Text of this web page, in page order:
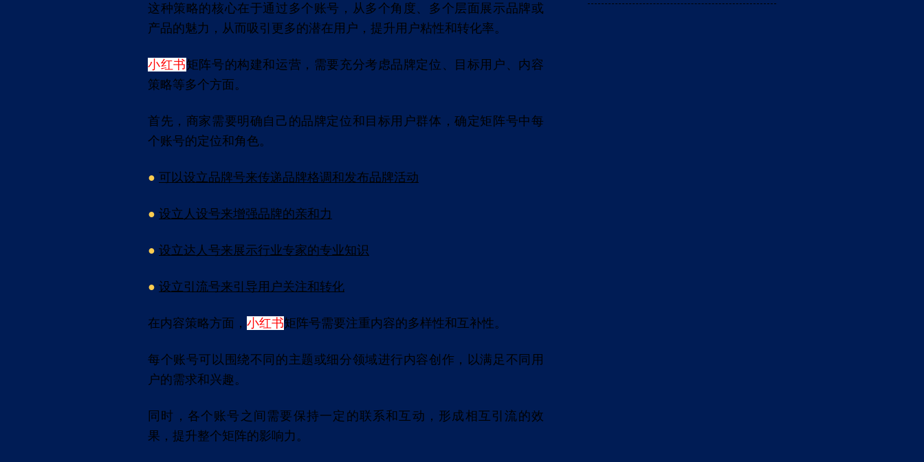
这种策略的核心在于通过多个账号，从多个角度、多个层面展示品牌或
产品的魅力，从而吸引更多的潜在用户，提升用户粘性和转化率。
小红书矩阵号的构建和运营，需要充分考虑品牌定位、目标用户、内容
策略等多个方面。
首先，商家需要明确自己的品牌定位和目标用户群体，确定矩阵号中每
个账号的定位和角色。
●可以设立品牌号来传递品牌格调和发布品牌活动
●设立人设号来增强品牌的亲和力
●设立达人号来展示行业专家的专业知识
●设立引流号来引导用户关注和转化
在内容策略方面，小红书矩阵号需要注重内容的多样性和互补性。
每个账号可以围绕不同的主题或细分领域进行内容创作，以满足不同用
户的需求和兴趣。
同时，各个账号之间需要保持一定的联系和互动，形成相互引流的效
果，提升整个矩阵的影响力。